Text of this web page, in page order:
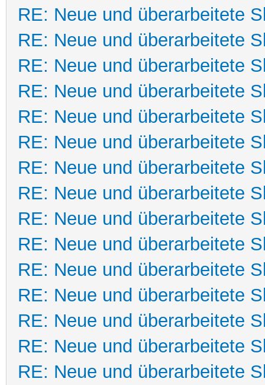
RE: Neue und überarbeitete
RE: Neue und überarbeitete
RE: Neue und überarbeitete
RE: Neue und überarbeitete
RE: Neue und überarbeitete
RE: Neue und überarbeitete
RE: Neue und überarbeitete
RE: Neue und überarbeitete
RE: Neue und überarbeitete
RE: Neue und überarbeitete
RE: Neue und überarbeitete
RE: Neue und überarbeitete
RE: Neue und überarbeitete
RE: Neue und überarbeitete
RE: Neue und überarbeitete